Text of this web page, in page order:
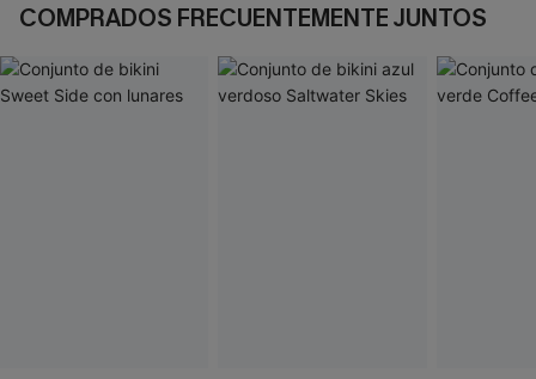
COMPRADOS FRECUENTEMENTE JUNTOS